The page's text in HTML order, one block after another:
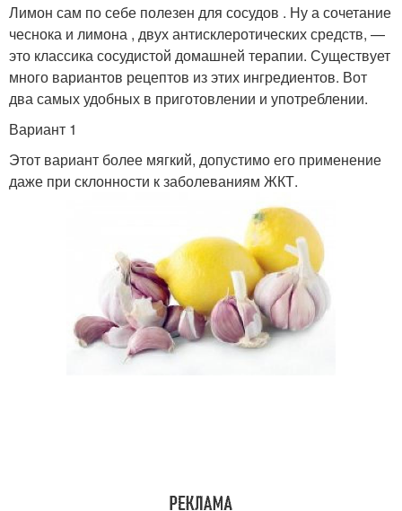
Лимон сам по себе полезен для сосудов . Ну а сочетание
чеснока и лимона , двух антисклеротических средств, —
это классика сосудистой домашней терапии. Существует
много вариантов рецептов из этих ингредиентов. Вот
два самых удобных в приготовлении и употреблении.
Вариант 1
Этот вариант более мягкий, допустимо его применение
даже при склонности к заболеваниям ЖКТ.